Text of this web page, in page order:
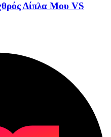
Δίπλα Μου VS